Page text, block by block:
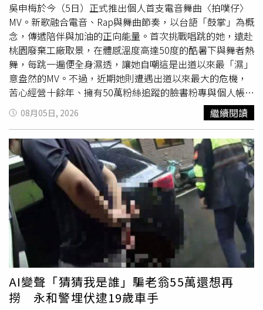
吳申梅於今（5日）正式推出個人首支電音舞曲〈拍噗仔〉
MV。新歌融合電音、Rap與舞曲節奏，以台語「鼓掌」為概
念，傳遞陪伴與加油的正向能量。首次挑戰唱跳的她，遠赴
桃園廢棄工廠取景，在體感溫度高達50度的酷暑下與舞者熱
舞，每跳一遍便全身濕透，讓她自嘲這是出道以來最「濕」
意盎然的MV。不過，近期她則遭遇出道以來最大的危機，
苦心經營十餘年、擁有50萬粉絲追蹤的臉書粉專與個人帳號
遭 駭客入侵 ，不僅奪走管理權限，更大量張貼西班牙文AI短
劇，讓她心急如焚、崩潰直喊：「那是我的重要資產啊！」
吳申梅透露，先前曾有命理師預言「要注意東西會不見」，
沒想到竟應驗在社群帳號上。她除了拍影片提醒粉絲切勿上
當受騙外，目前已正式完成報案，並委請律師向Meta寄發
律師函，盼能盡快奪回重要數位資產。面對粉絲熱心建議她
向總統陳情，她深感溫馨與哭笑不得，表示將把心情化為力
量，繼續宣傳新歌〈拍噗仔〉。吳申梅苦心經營十餘年、擁
有50萬粉絲追蹤的臉書粉專與個人帳號遭
駭客入侵 。（圖／
喜上梅梢娛樂提供）
08月05日, 2026 繼續閱讀
AI變聲「猜猜我是誰」騙老翁55萬還想再
撈 永和警埋伏逮19歲車手